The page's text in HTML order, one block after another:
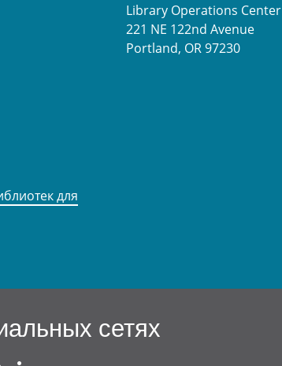
для
Library Operations Center
221 NE 122nd Avenue
Portland, OR 97230
сетях